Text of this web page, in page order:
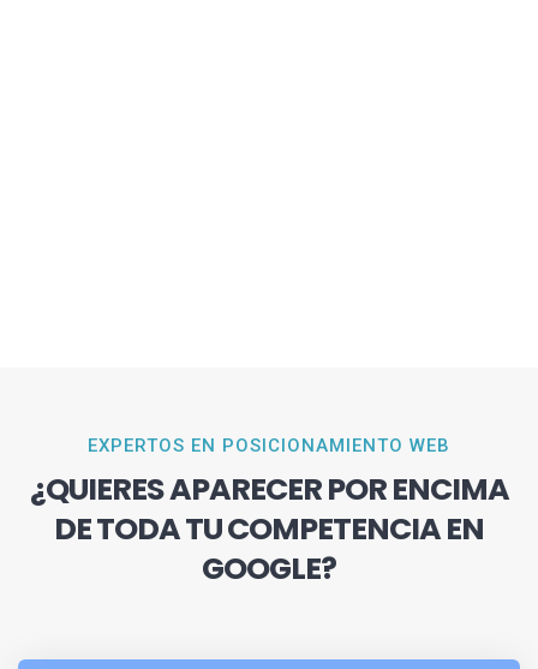
EXPERTOS EN POSICIONAMIENTO WEB
¿QUIERES APARECER POR ENCIMA
DE TODA TU COMPETENCIA EN
GOOGLE?